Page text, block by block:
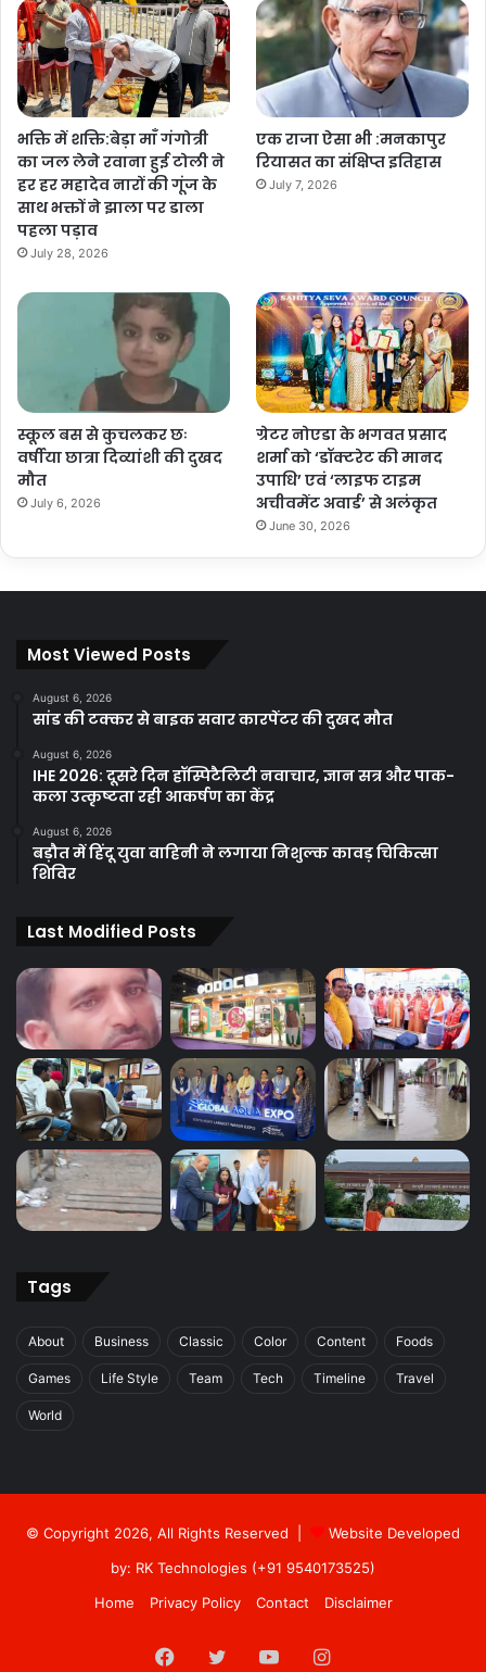
भक्ति में शक्ति:बेड़ा माँ गंगोत्री
का जल लेने रवाना हुई टोली ने
हर हर महादेव नारों की गूंज के
साथ भक्तों ने झाला पर डाला
पहला पड़ाव
July 28, 2026
एक राजा ऐसा भी :मनकापुर
रियासत का संक्षिप्त इतिहास
July 7, 2026
स्कूल बस से कुचलकर छः
वर्षीया छात्रा दिव्यांशी की दुखद
मौत
July 6, 2026
ग्रेटर नोएडा के भगवत प्रसाद
शर्मा को ‘डॉक्टरेट की मानद
उपाधि’ एवं ‘लाइफ टाइम
अचीवमेंट अवार्ड’ से अलंकृत
June 30, 2026
Most Viewed Posts
August 6, 2026
सांड की टक्कर से बाइक सवार कारपेंटर की दुखद मौत
August 6, 2026
IHE 2026: दूसरे दिन हॉस्पिटैलिटी नवाचार, ज्ञान सत्र और पाक-
कला उत्कृष्टता रही आकर्षण का केंद्र
August 6, 2026
बड़ौत में हिंदू युवा वाहिनी ने लगाया निशुल्क कावड़ चिकित्सा
शिविर
Last Modified Posts
Tags
About Business Classic Color Content Foods
Games Life Style Team Tech Timeline Travel
World
© Copyright 2026, All Rights Reserved |
Website Developed
by: RK Technologies (+91 9540173525)
Home
Privacy Policy Contact Disclaimer
Facebook
TwitterYouTubeInstagram